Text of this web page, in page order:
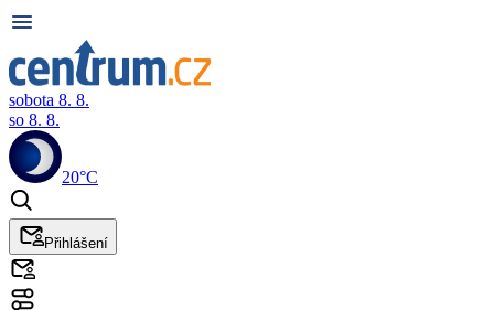
sobota 8. 8.
so 8. 8.
20°C
Přihlášení